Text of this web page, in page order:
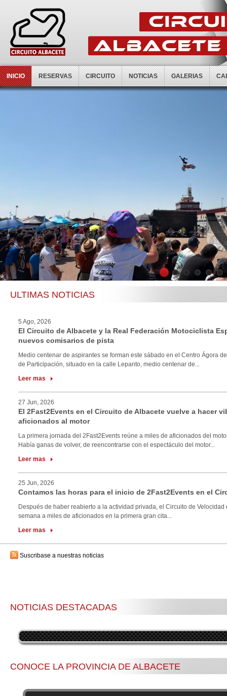
INICIO RESERVAS CIRCUITO NOTICIAS GALERIAS
1 2 3 4 5 6
ULTIMAS NOTICIAS
5 Ago, 2026
El Circuito de Albacete y la Real Federación Motociclista
nuevos comisarios de pista
Medio centenar de aspirantes se forman este sábado en el Centro Ágora
de Participación, situado en la calle Lepanto, medio centenar de...
Leer mas
27 Jun, 2026
El 2Fast2Events en el Circuito de Albacete vuelve a hacer
aficionados al motor
La primera jornada del 2Fast2Events reúne a miles de aficionados del
Había ganas de volver, de reencontrarse con el espectáculo del motor...
Leer mas
25 Jun, 2026
Contamos las horas para el inicio de 2Fast2Events en el
Después de haber reabierto a la actividad privada, el Circuito de Velocidad
semana a miles de aficionados en la primera gran cita...
Leer mas
Suscribase a nuestras noticias
NOTICIAS DESTACADAS
CONOCE LA PROVINCIA DE ALBACETE